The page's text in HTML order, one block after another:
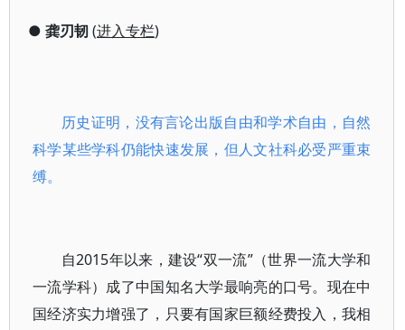
●龚刃韧(进入专栏)
历史证明，没有言论出版自由和学术自由，自然
科学某些学科仍能快速发展，但人文社科必受严重束
缚。
自2015年以来，建设“双一流”（世界一流大学和
一流学科）成了中国知名大学最响亮的口号。现在中
国经济实力增强了，只要有国家巨额经费投入，我相